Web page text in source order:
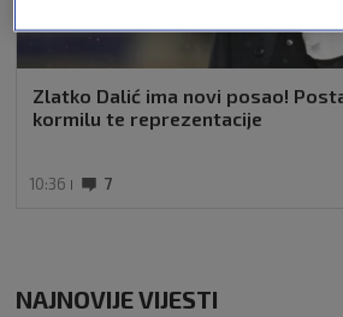
Zlatko Dalić ima novi posao!
kormilu te reprezentacije
10:36 7
NAJNOVIJE VIJESTI